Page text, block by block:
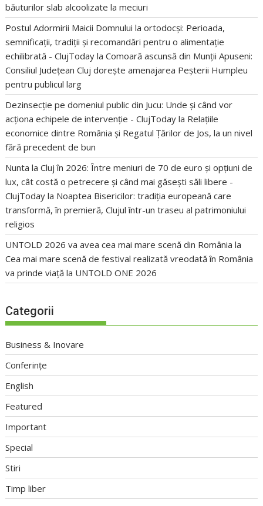
băuturilor slab alcoolizate la meciuri
Postul Adormirii Maicii Domnului la ortodocși: Perioada,
semnificații, tradiții și recomandări pentru o alimentație
echilibrată - ClujToday laComoară ascunsă din Munții Apuseni:
Consiliul Județean Cluj dorește amenajarea Peșterii Humpleu
pentru publicul larg
Dezinsecție pe domeniul public din Jucu: Unde și când vor
acționa echipele de intervenție - ClujToday la Relațiile
economice dintre România și Regatul Țărilor de Jos, la un nivel
fără precedent de bun
Nunta la Cluj în 2026: Între meniuri de 70 de euro și opțiuni de
lux, cât costă o petrecere și când mai găsești săli libere -
ClujToday la Noaptea Bisericilor: tradiția europeană care
transformă, în premieră, Clujul într-un traseu al patrimoniului
religios
UNTOLD 2026 va avea cea mai mare scenă din România la
Cea mai mare scenă de festival realizată vreodată în România
va prinde viață la UNTOLD ONE 2026
Categorii
Business & Inovare
Conferințe
English
Featured
Important
Special
Stiri
Timp liber